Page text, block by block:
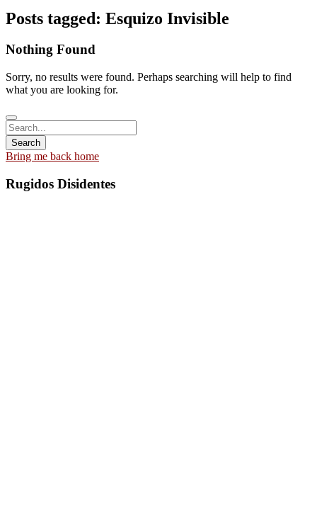
Posts tagged: Esquizo Invisible
Nothing Found
Sorry, no results were found. Perhaps searching will help to find
what you are looking for.
Bring me back home
Rugidos Disidentes